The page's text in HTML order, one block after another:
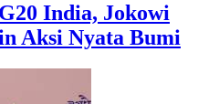
India, Jokowi
Aksi Nyata Bumi